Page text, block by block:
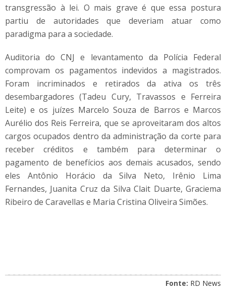
transgressão à lei. O mais grave é que essa postura
partiu de autoridades que deveriam atuar como
paradigma para a sociedade.
Auditoria do CNJ e levantamento da Polícia Federal
comprovam os pagamentos indevidos a magistrados.
Foram incriminados e retirados da ativa os três
desembargadores (Tadeu Cury, Travassos e Ferreira
Leite) e os juízes Marcelo Souza de Barros e Marcos
Aurélio dos Reis Ferreira, que se aproveitaram dos altos
cargos ocupados dentro da administração da corte para
receber créditos e também para determinar o
pagamento de benefícios aos demais acusados, sendo
eles Antônio Horácio da Silva Neto, Irênio Lima
Fernandes, Juanita Cruz da Silva Clait Duarte, Graciema
Ribeiro de Caravellas e Maria Cristina Oliveira Simões.
Fonte: RD News